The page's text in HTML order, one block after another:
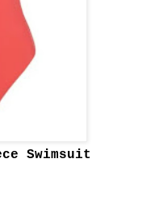
Swimsuit